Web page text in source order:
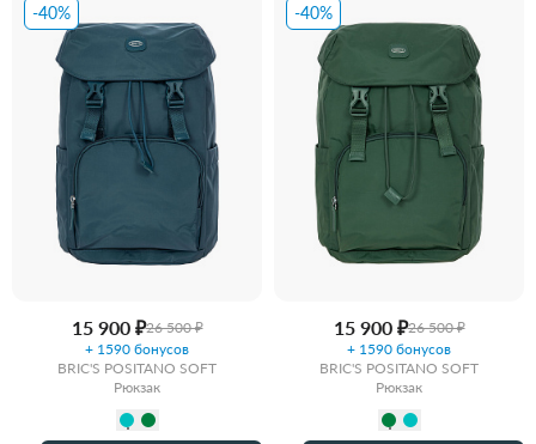
-40%
15 900 ₽26 500 ₽
+ 1590 бонусов
BRIC'S POSITANO SOFT
Рюкзак
-40%
15 900 ₽26 500 ₽
+ 1590 бонусов
BRIC'S POSITANO SOFT
Рюкзак